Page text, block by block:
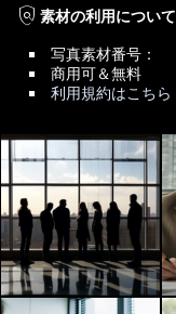
policy素材の利用について
写真素材番号：
商用可＆無料
利用規約はこちら